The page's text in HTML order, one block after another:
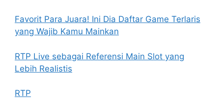
Favorit Para Juara! Ini Dia Daftar Game Terlaris
yang Wajib Kamu Mainkan
RTP Live sebagai Referensi Main Slot yang
Lebih Realistis
RTP